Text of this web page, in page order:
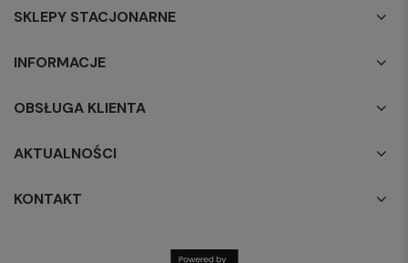
SKLEPY STACJONARNE
INFORMACJE
OBSŁUGA KLIENTA
AKTUALNOŚCI
KONTAKT